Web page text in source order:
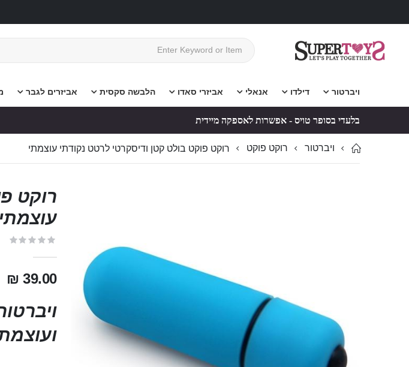
ויברטור דילדו אנאלי אביזרי סאדו הלבשה סקסית אביזרים לגבר
בלעדי בסופר טויס - אפשרות לאספקה מיידית
ויברטור רוקט פוקט רוקט פוקט בולט קטן ודיסקרטי לרטט נקודתי עוצמתי
רוקט
עוצמתי
39.00 ₪